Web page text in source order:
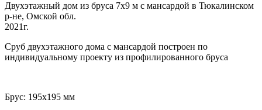
Двухэтажный дом из бруса 7х9 м с мансардой в Тюкалинском
р-не, Омской обл.
2021г.
Сруб двухэтажного дома с мансардой построен по
индивидуальному проекту из профилированного бруса
Брус: 195х195 мм